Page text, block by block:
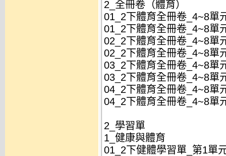
2_全冊卷（體育）
01_2下體育全冊卷_4~8單
01_2下體育全冊卷_4~8單
02_2下體育全冊卷_4~8單
02_2下體育全冊卷_4~8單
03_2下體育全冊卷_4~8單
03_2下體育全冊卷_4~8單
04_2下體育全冊卷_4~8單
04_2下體育全冊卷_4~8單
2_學習單
1_健康與體育
01_2下健體學習單_第1單